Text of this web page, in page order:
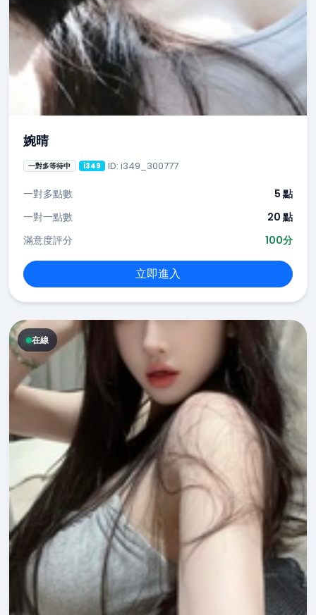
婉晴
一對多等待中 i349 ID: i349_300777
一對多點數
5 點
一對一點數
20 點
滿意度評分
100分
立即進入
在線